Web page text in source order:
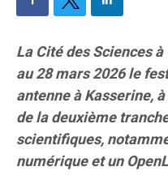
La Cité des Sciences
au 28 mars 2026 le
antenne à Kasserine,
de la deuxième
scientifiques,
numérique et un